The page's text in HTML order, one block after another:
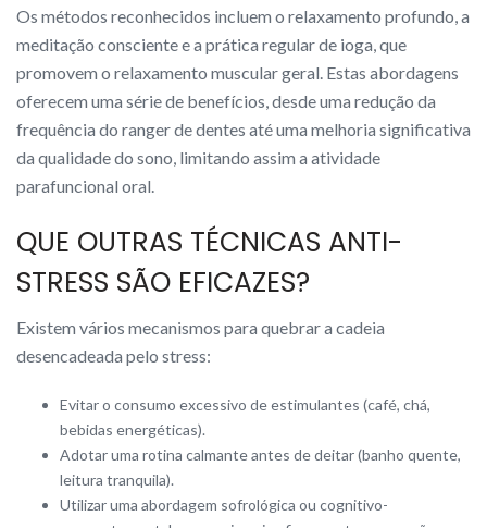
Os métodos reconhecidos incluem o relaxamento profundo, a
meditação consciente e a prática regular de ioga, que
promovem o relaxamento muscular geral. Estas abordagens
oferecem uma série de benefícios, desde uma redução da
frequência do ranger de dentes até uma melhoria significativa
da qualidade do sono, limitando assim a atividade
parafuncional oral.
QUE OUTRAS TÉCNICAS ANTI-
STRESS SÃO EFICAZES?
Existem vários mecanismos para quebrar a cadeia
desencadeada pelo stress:
Evitar o consumo excessivo de estimulantes (café, chá,
bebidas energéticas).
Adotar uma rotina calmante antes de deitar (banho quente,
leitura tranquila).
Utilizar uma abordagem sofrológica ou cognitivo-